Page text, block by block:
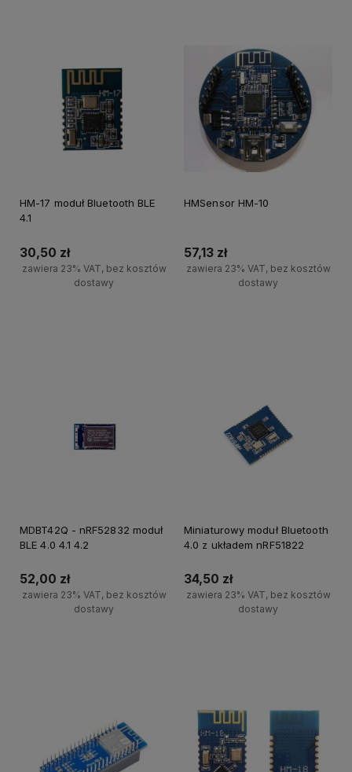
HM-17 moduł Bluetooth BLE
4.1
30,50 zł
zawiera 23% VAT, bez kosztów
dostawy
HMSensor HM-10
57,13 zł
zawiera 23% VAT, bez kosztów
dostawy
MDBT42Q - nRF52832 moduł
BLE 4.0 4.1 4.2
52,00 zł
zawiera 23% VAT, bez kosztów
dostawy
Miniaturowy moduł Bluetooth
4.0 z układem nRF51822
34,50 zł
zawiera 23% VAT, bez kosztów
dostawy